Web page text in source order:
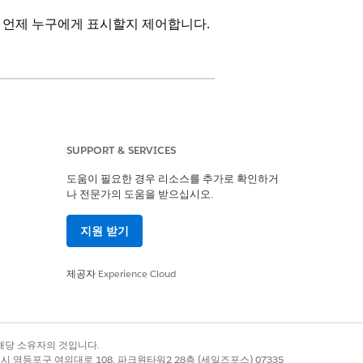
제 누구에게 표시할지 제어합니다.
규칙을 대체합니다. 타깃팅 규칙을
한 타겟팅을 설정합니다.
그룹 타겟팅을 결정합니다.
결정합니다.
구성합니다. 이 시간은 사이트의 표준
SUPPORT & SERVICES
도움이 필요한 경우 리소스를 추가로 확인하거
나 전문가의 도움을 받으십시오.
지원 받기
제공자 Experience Cloud
소유자의 것입니다.
영등포구 여의대로 108, 파크원타워2 28층 (세일즈포스) 07335